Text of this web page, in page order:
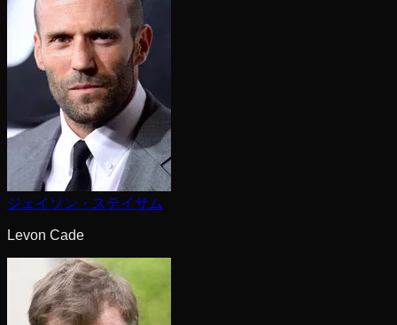
ジェイソン・ステイサム
Levon Cade